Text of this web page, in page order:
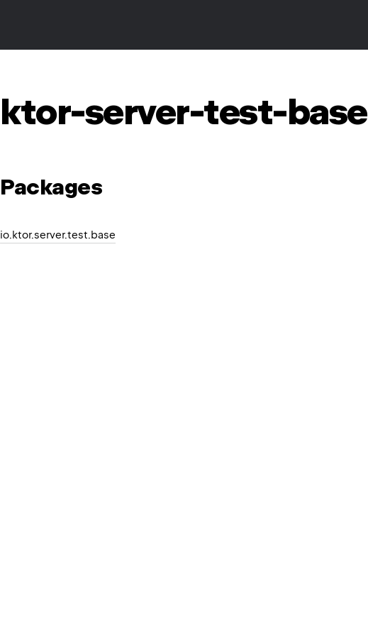
ktor-server-test-base
Packages
io.ktor.server.test.base